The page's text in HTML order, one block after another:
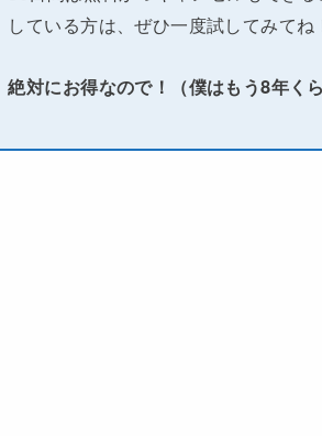
している方は、ぜひ一度試してみてね
絶対にお得なので！（僕はもう8年く